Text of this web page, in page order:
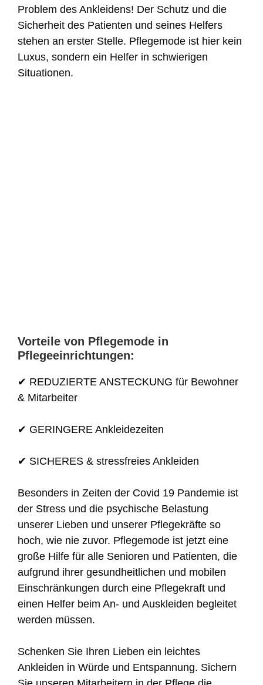
Problem des Ankleidens! Der Schutz und die
Sicherheit des Patienten und seines Helfers
stehen an erster Stelle. Pflegemode ist hier kein
Luxus, sondern ein Helfer in schwierigen
Situationen.
Vorteile von Pflegemode in
Pflegeeinrichtungen:
✔ REDUZIERTE ANSTECKUNG für Bewohner
& Mitarbeiter
✔ GERINGERE Ankleidezeiten
✔ SICHERES & stressfreies Ankleiden
Besonders in Zeiten der Covid 19 Pandemie ist
der Stress und die psychische Belastung
unserer Lieben und unserer Pflegekräfte so
hoch, wie nie zuvor. Pflegemode ist jetzt eine
große Hilfe für alle Senioren und Patienten, die
aufgrund ihrer gesundheitlichen und mobilen
Einschränkungen durch eine Pflegekraft und
einen Helfer beim An- und Auskleiden begleitet
werden müssen.
Schenken Sie Ihren Lieben ein leichtes
Ankleiden in Würde und Entspannung. Sichern